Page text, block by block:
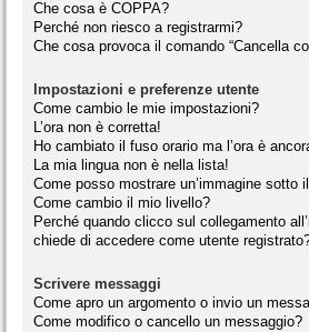
Che cosa è COPPA?
Perché non riesco a registrarmi?
Che cosa provoca il comando “Cancella
Impostazioni e preferenze utente
Come cambio le mie impostazioni?
L’ora non è corretta!
Ho cambiato il fuso orario ma l’ora è
La mia lingua non è nella lista!
Come posso mostrare un’immagine sotto
Come cambio il mio livello?
Perché quando clicco sul collegamento
chiede di accedere come utente
Scrivere messaggi
Come apro un argomento o invio un
Come modifico o cancello un messaggio?